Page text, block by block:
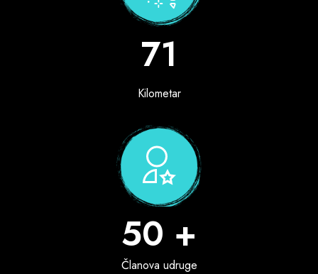
71
Kilometar
50 +
Članova udruge